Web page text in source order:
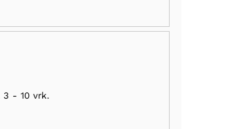
3 - 10 vrk.